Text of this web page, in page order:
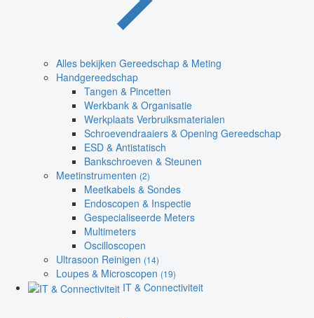
Alles bekijken Gereedschap & Meting
Handgereedschap
Tangen & Pincetten
Werkbank & Organisatie
Werkplaats Verbruiksmaterialen
Schroevendraaiers & Opening Gereedschap
ESD & Antistatisch
Bankschroeven & Steunen
Meetinstrumenten (2)
Meetkabels & Sondes
Endoscopen & Inspectie
Gespecialiseerde Meters
Multimeters
Oscilloscopen
Ultrasoon Reinigen (14)
Loupes & Microscopen (19)
IT & Connectiviteit